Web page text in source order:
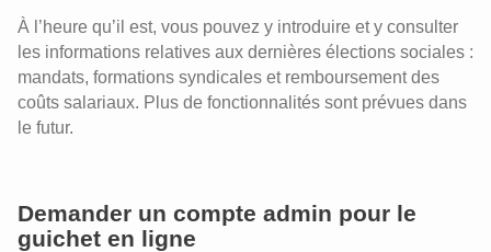
À l’heure qu’il est, vous pouvez y introduire et y consulter
les informations relatives aux dernières élections sociales :
mandats, formations syndicales et remboursement des
coûts salariaux. Plus de fonctionnalités sont prévues dans
le futur.
Demander un compte admin pour le
guichet en ligne